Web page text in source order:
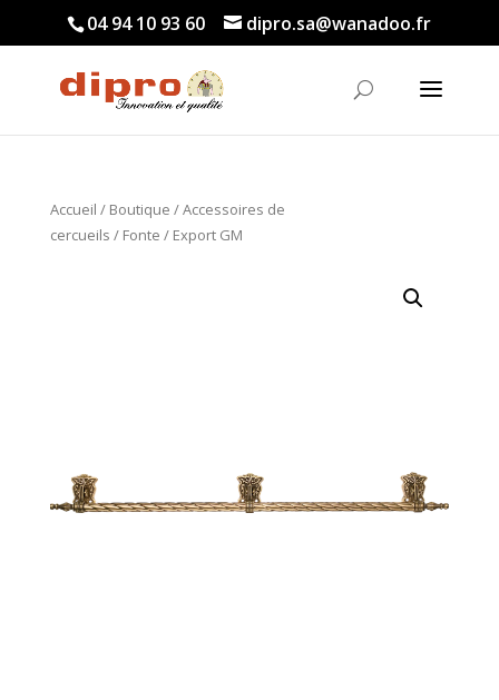
04 94 10 93 60 dipro.sa@wanadoo.fr
Accueil / Boutique /Accessoires de
cercueils / Fonte / Export GM